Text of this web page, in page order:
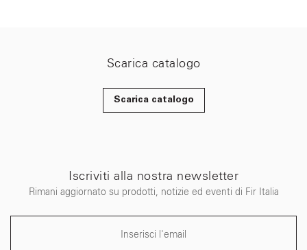
Scarica catalogo
Scarica catalogo
Iscriviti alla nostra newsletter
Rimani aggiornato su prodotti, notizie ed eventi di Fir Italia